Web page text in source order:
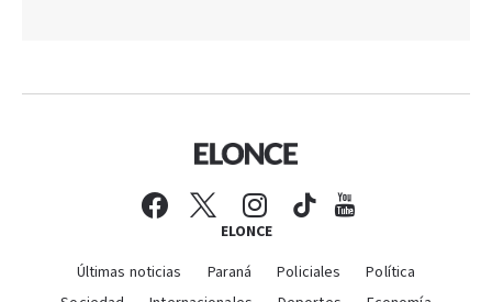
ELONCE
Últimas noticias Paraná Policiales
Política